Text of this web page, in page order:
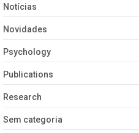
Notícias
Novidades
Psychology
Publications
Research
Sem categoria